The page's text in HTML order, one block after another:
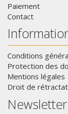
Paiement
Contact
Conditions
Protection des
Mentions légales
Droit de
Newsletter